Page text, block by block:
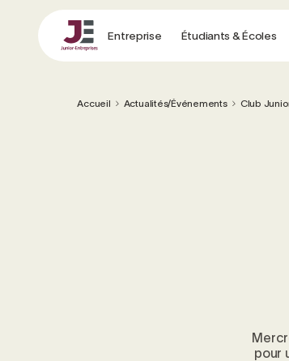
Entreprise Étudiants & Écoles
Accueil Actualités/Événements Club
pour